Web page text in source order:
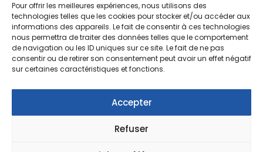
Pour offrir les meilleures expériences, nous utilisons des
technologies telles que les cookies pour stocker et/ou accéder aux
informations des appareils. Le fait de consentir à ces technologies
nous permettra de traiter des données telles que le comportement
de navigation ou les ID uniques sur ce site. Le fait de ne pas
consentir ou de retirer son consentement peut avoir un effet négatif
sur certaines caractéristiques et fonctions.
Accepter
Refuser
Nouvelles collections, vie de l’équipe ou
inspirations : soyez informés de nos dernières
actualités.
© Copyright Fonction Meuble